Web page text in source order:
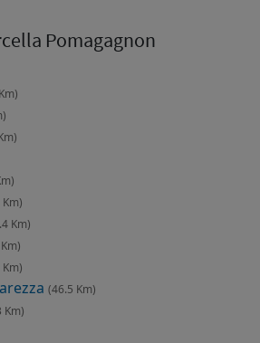
Pomagagnon
Km)
(46.5 Km)
Km)